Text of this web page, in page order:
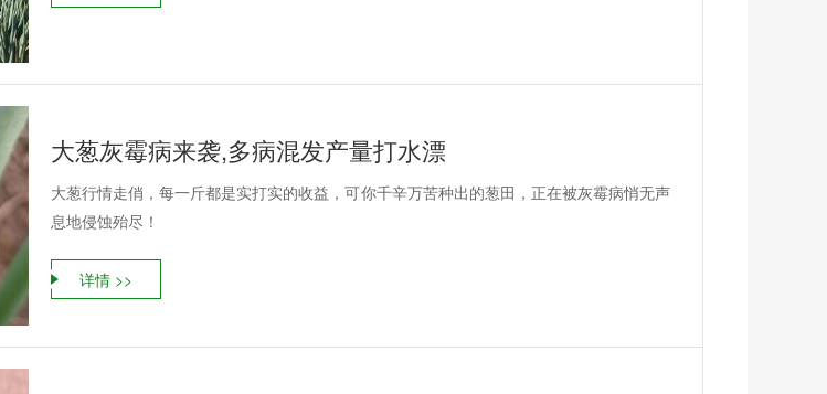
大葱灰霉病来袭,多病混发产量打水漂
大葱行情走俏，每一斤都是实打实的收益，可你千辛万苦种出的葱田，正在被灰霉病悄无声
息地侵蚀殆尽！
详情 >>